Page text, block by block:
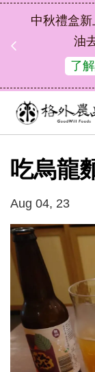
中秋禮盒
油
了
吃烏龍
Aug 04, 23